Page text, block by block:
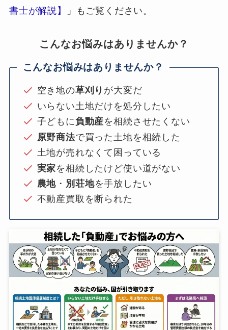
書士が解説】
」もご覧ください。
こんなお悩みはありませんか？
こんなお悩みはありませんか？
空き地の草刈り が大変だ
いらない土地だけを処分したい
子どもに負動産を相続させたくない
原野商法で買った土地を相続した
土地が売れなくて困っている
実家を相続したけど使い道がない
農地 ・ 別荘地を手放したい
不動産買取を断られた